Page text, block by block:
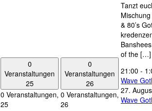
0
Veranstaltungen
25
0 Veranstaltungen,
25
0
Veranstaltungen
26
0 Veranstaltungen,
26
Tanzt
& 80’s
of the […]
21:00 -
Wave
27.
Wave